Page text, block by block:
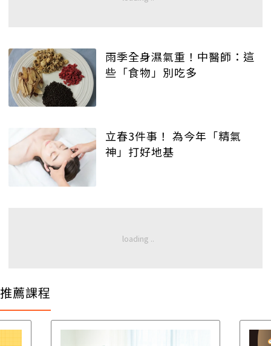
雨季全身濕氣重！中醫師：這
些「食物」別吃多
立春3件事！ 為今年「精氣
神」打好地基
推薦課程